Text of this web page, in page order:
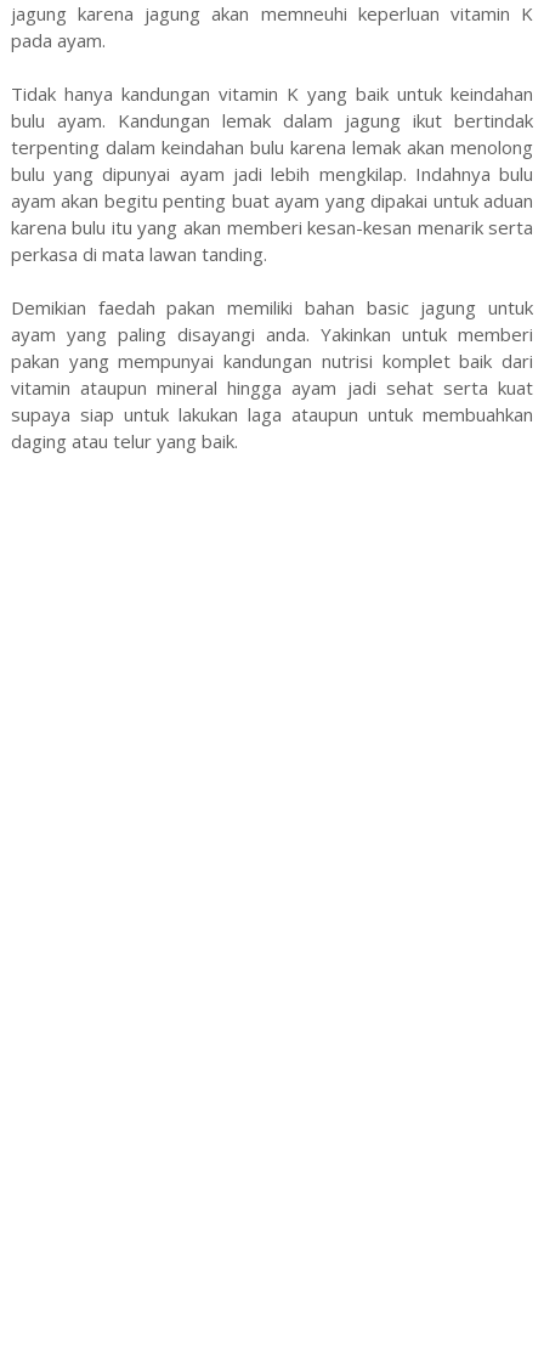
jagung karena jagung akan memneuhi keperluan vitamin K
pada ayam.
Tidak hanya kandungan vitamin K yang baik untuk keindahan
bulu ayam. Kandungan lemak dalam jagung ikut bertindak
terpenting dalam keindahan bulu karena lemak akan menolong
bulu yang dipunyai ayam jadi lebih mengkilap. Indahnya bulu
ayam akan begitu penting buat ayam yang dipakai untuk aduan
karena bulu itu yang akan memberi kesan-kesan menarik serta
perkasa di mata lawan tanding.
Demikian faedah pakan memiliki bahan basic jagung untuk
ayam yang paling disayangi anda. Yakinkan untuk memberi
pakan yang mempunyai kandungan nutrisi komplet baik dari
vitamin ataupun mineral hingga ayam jadi sehat serta kuat
supaya siap untuk lakukan laga ataupun untuk membuahkan
daging atau telur yang baik.